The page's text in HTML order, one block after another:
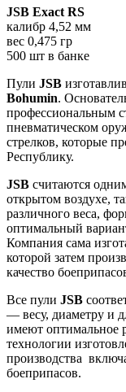
JSB Exact RS
калибр 4,52 мм
вес 0,475 гр
500 шт в банке
Пули JSB
Bohumin.
профессиональным
пневматическом
стрелков, которые
Республику.
JSB считаются
открытом воздухе,
различного веса,
оптимальный
Компания сама
которой затем
качество
Все пули JSB
— весу, диаметру и
имеют оптимальное
технологии
производства
боеприпасов.